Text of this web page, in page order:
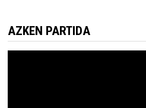
AZKEN PARTIDA